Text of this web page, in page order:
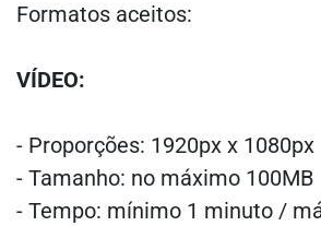
Formatos aceitos:
VÍDEO:
- Proporções: 1920px x 1080px
- Tamanho: no máximo 100MB
- Tempo: mínimo 1 minuto /